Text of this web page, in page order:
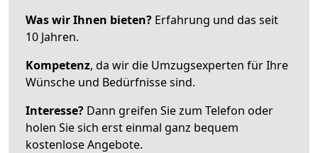
Was wir Ihnen bieten? Erfahrung und das seit
10 Jahren.
Kompetenz, da wir die Umzugsexperten für Ihre
Wünsche und Bedürfnisse sind.
Interesse? Dann greifen Sie zum Telefon oder
holen Sie sich erst einmal ganz bequem
kostenlose Angebote.